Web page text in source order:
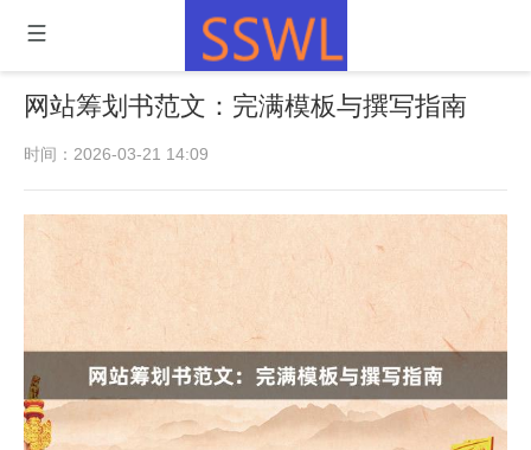
网站筹划书范文：完满模板与撰写指南
时间：2026-03-21 14:09